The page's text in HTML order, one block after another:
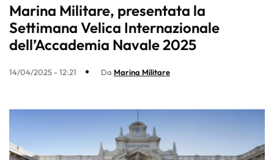
Marina Militare, presentata la
Settimana Velica Internazionale
dell’Accademia Navale 2025
14/04/2025 - 12:21 Da Marina Militare